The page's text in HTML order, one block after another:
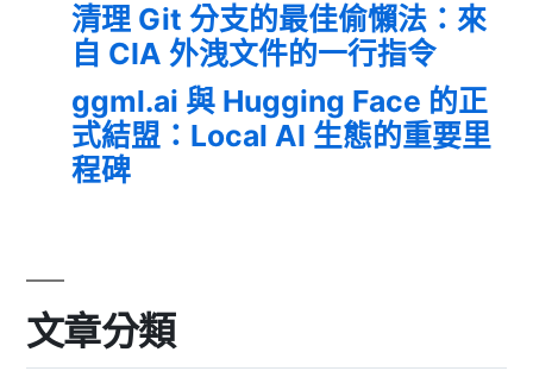
清理 Git 分支的最佳偷懶法：來
自 CIA 外洩文件的一行指令
ggml.ai 與 Hugging Face 的正
式結盟：Local AI 生態的重要里
程碑
文章分類